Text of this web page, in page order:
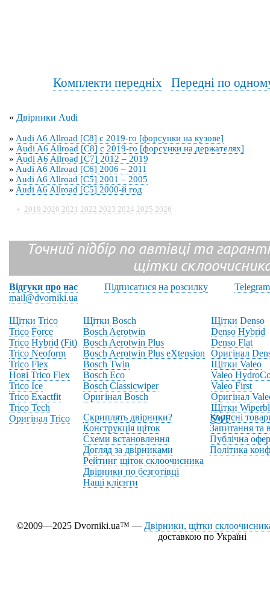
Комплекти передніх Передні по
« Двірники Audi
» Audi A6 Allroad [C8] с 2019-го [форсунки на кузове]
» Audi A6 Allroad [C8] с 2019-го [форсунки на держателях]
» Audi A6 Allroad [C7] 2012 – 2019
» Audi A6 Allroad [C6] 2006 – 2011
» Audi A6 Allroad [C5] 2001 – 2005
» Audi A6 Allroad [C5] 2000-й год
» 2019 2020 2021 2022 2023 2024 2025 2026
Точний підбір по автівці та
щітки
Відгуки про нас Підписатися на розсилку
Telegram
mail@dvorniki.ua
Щітки Trico
Trico Force
Trico Hybrid (Fit)
Trico Neoform
Trico Flex
Нові Trico Flex
Trico Ice
Trico Exactfit
Trico Tech
Оригінал Trico
Щітки Bosch
Bosch Aerotwin
Bosch Aerotwin Plus
Bosch Aerotwin Plus eXtension
Bosch Twin
Bosch Eco
Bosch Classicwiper
Оригінал Bosch
Щітки Denso
Denso Hybrid
Denso Flat
Оригінал
Щітки Valeo
Valeo
Valeo First
Оригінал
Щітки
SWF
Скриплять двірники?
Конструкція щіток
Схеми встановлення
Догляд за двірниками
Рейтинг щіток склоочисника
Двірники по безготівці
Наші клієнти
Корисні
Запитання та
Публічна
Політика
©2009—2025 Dvorniki.ua™ — Двірники, щітки
доставкою по Україні